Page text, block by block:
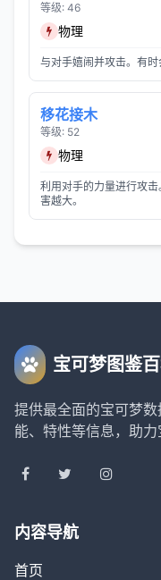
等级: 46
物理
与对手嬉闹并攻击。有时
移花接木
等级: 52
物理
利用对手的力量进行攻
害越大。
宝可梦图鉴
提供最全面的宝可梦
能、特性等信息，助力
内容导航
首页